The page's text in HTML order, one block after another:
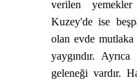
verilen
Kuzey'de ise
olan evde mutlaka
yaygındır.
geleneği vardır.